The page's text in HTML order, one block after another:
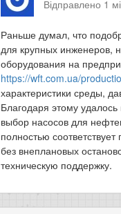
Відправлено 1
Раньше думал, что
для крупных инженеров,
оборудования на
https://wft.com.ua/
характеристики среды,
Благодаря этому
выбор насосов для
полностью
без внеплановых
техническую поддержку.